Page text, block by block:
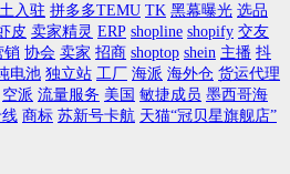
入驻 拼多多TEMU TK 黑幕曝光 选品
皮 卖家精灵 ERP shopline shopify 交友
销 协会 卖家 招商 shoptop shein 主播 抖
电池 独立站 工厂 海派 海外仓 货运代理
空派 流量服务 美国 敏捷成员 墨西哥海
线 商标 苏新号卡航 天猫“冠贝星旗舰店”